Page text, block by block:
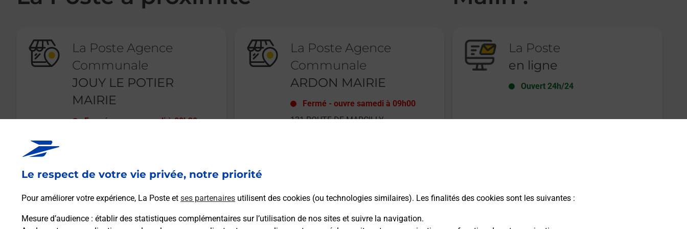
Le respect de votre vie privée, notre priorité
Pour améliorer votre expérience, La Poste et ses partenaires utilisent des cookies (ou technologies similaires). Les finalités des cookies sont les suivantes :
Mesure d’audience : établir des statistiques complémentaires sur l’utilisation de nos sites et suivre la navigation.
La Poste Agence
Communale
JOUY LE POTIER
MAIRIE
Fermé-ouvre samedi à 08h30
En savoir plus
La Poste Agence
Communale
ARDON MAIRIE
Fermé - ouvre samedi à 09h00
121 ROUTE DE MARCILLY
La Poste
en ligne
Ouvert 24h/24